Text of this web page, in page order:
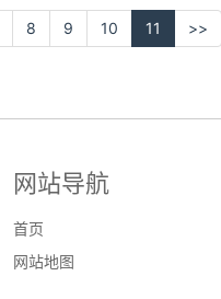
8 9 10 11 >>
网站导航
首页
网站地图